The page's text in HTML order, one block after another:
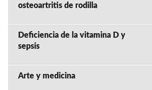
osteoartritis de rodilla
Deficiencia de la vitamina D y
sepsis
Arte y medicina